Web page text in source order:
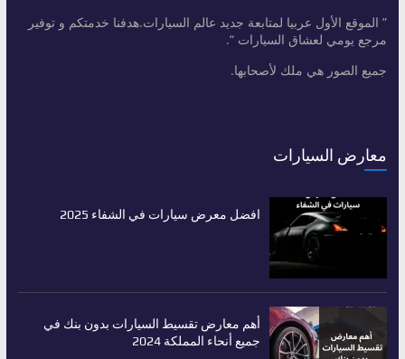
” الموقع الأول عربيا لمتابعة جديد عالم السيارات.هدفنا خدمتكم و توفير
مرجع يومي لعشاق السيارات “.
جميع الصور هي ملك لأصحابها.
معارض السيارات
افضل معرض سيارات في الشفاء 2025
أهم معارض تقسيط السيارات بدون بنك في
جميع أنحاء المملكة 2024